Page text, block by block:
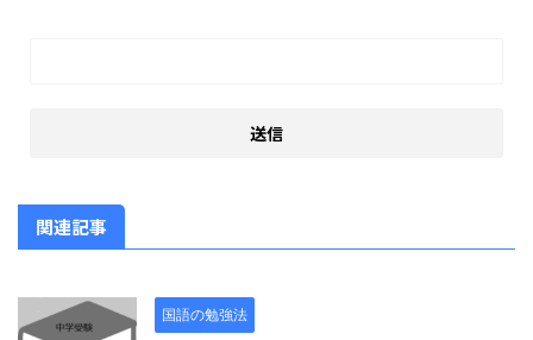
関連記事
国語の勉強法